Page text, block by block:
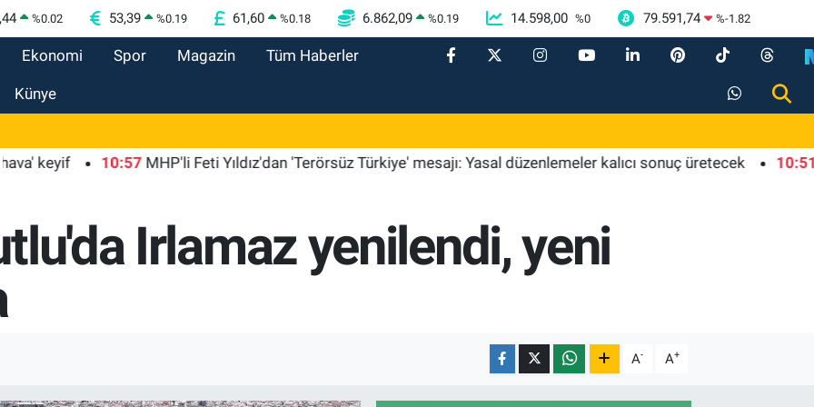
%0.02 53,39 %0.19 61,60 %0.18 6.862,09 %0.19 14.598,00 %0 79.591,74 %-1.82
Ekonomi Spor Magazin Tüm Haberler
Künye
10:57 MHP'li Feti Yıldız'dan 'Terörsüz Türkiye' mesajı: Yasal düzenlemeler kalıcı sonuç üretecek 10:51
Irlamaz yenilendi, yeni
A- A+